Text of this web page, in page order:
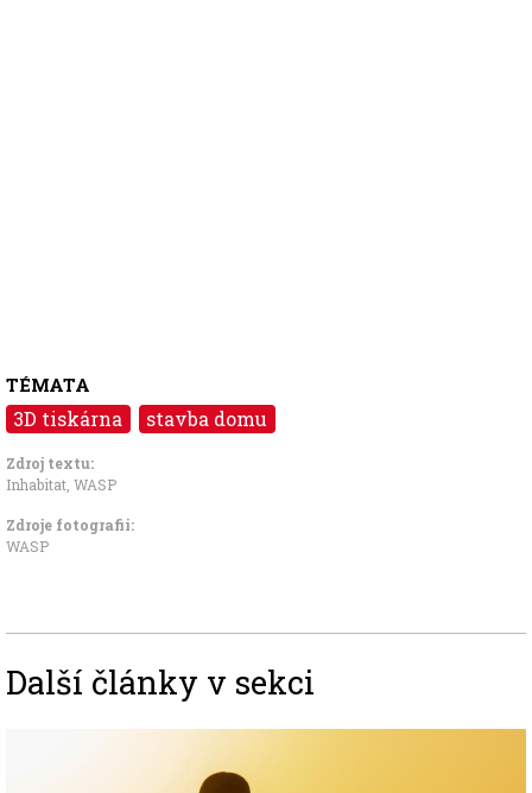
TÉMATA
3D tiskárna stavba domu
Zdroj textu:
Inhabitat, WASP
Zdroje fotografii:
WASP
Další články v sekci